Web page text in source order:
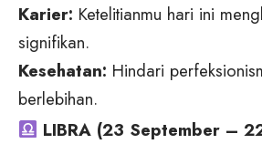
Karier: Ketelitianmu hari ini
signifikan.
Kesehatan: Hindari
berlebihan.
LIBRA (23 September –